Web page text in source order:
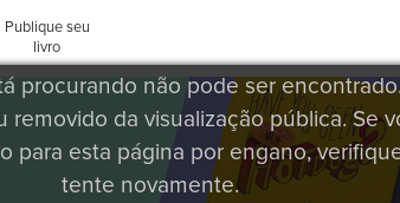
Publique seu
livro
procurando não pode ser
removido da visualização pública. Se
para esta página por engano,
tente novamente.